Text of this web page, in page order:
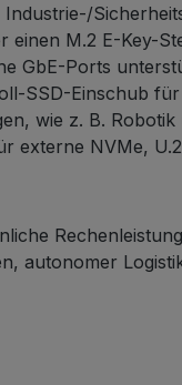
M.2 E-Key-
GbE-Ports
SSD-Einschub
wie z. B.
externe NVMe,
autonomer